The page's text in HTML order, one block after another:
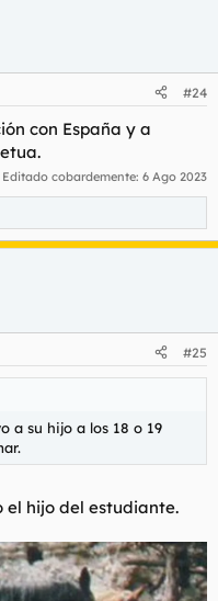
#24
con España y a
Editado cobardemente: 6 Ago 2023
#25
a su hijo a los 18 o 19
el hijo del estudiante.